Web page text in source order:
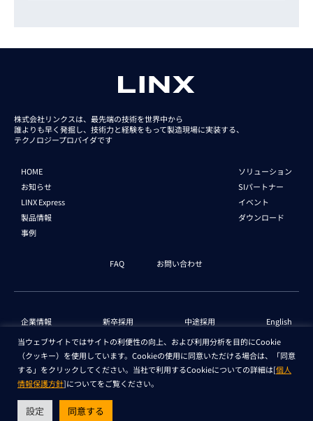
株式会社リンクスは、最先端の技術を世界中から
誰よりも早く発掘し、技術力と経験をもって製造現場に実装する、
テクノロジープロバイダです
HOME
お知らせ
LINX Express
製品情報
事例
ソリューション
SIパートナー
イベント
ダウンロード
FAQ お問い合わせ
企業情報 新卒採用 中途採用 English
個人情報保護法 情報 セキュリティ基本方針
Copyright © LINX Corporation. All Rights Reserved.
当ウェブサイトではサイトの利便性の向上、および利用分析を目的にCookie
（クッキー）を使用しています。Cookieの使用に同意いただける場合は、「同意
する」をクリックしてください。当社で利用するCookieについての詳細は[個人
情報保護方針]についてをご覧ください。
設定 同意する